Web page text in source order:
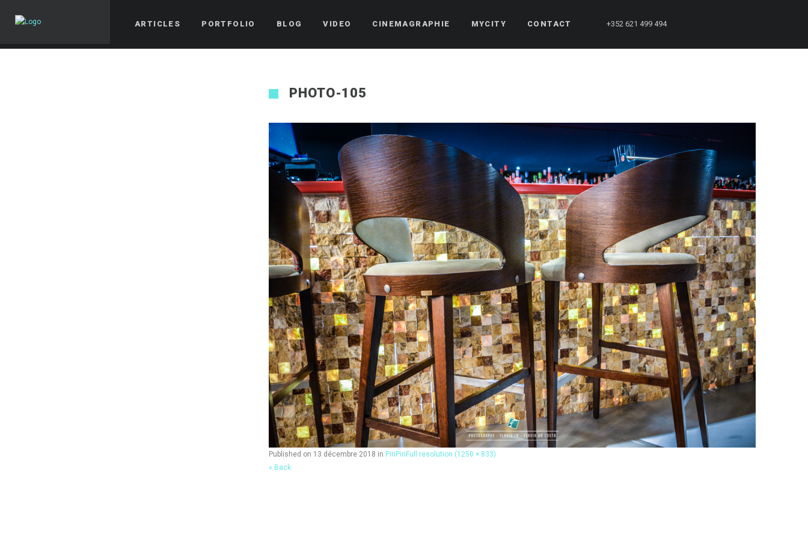
ARTICLES PORTFOLIO BLOG VIDEO CINEMAGRAPHIE MYCITY CONTACT +352 621 499 494
PHOTO-105
Published on 13 décembre 2018 in PiriPiriFull resolution (1250 × 833)
« Back